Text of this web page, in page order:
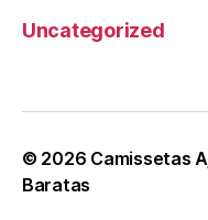
Uncategorized
© 2026 Camissetas
Baratas